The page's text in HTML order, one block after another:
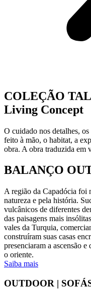
COLEÇÃO
Living Concept
O cuidado nos detalhes,
feito à mão, o habitat, a
obra. A obra traduzida em
BALANÇO
A região da Capadócia foi
natureza e pela história.
vulcânicos de diferentes
das paisagens mais
vales da Turquia,
construíram suas casas
presenciaram a ascensão
o oriente.
Saiba mais
OUTDOOR |